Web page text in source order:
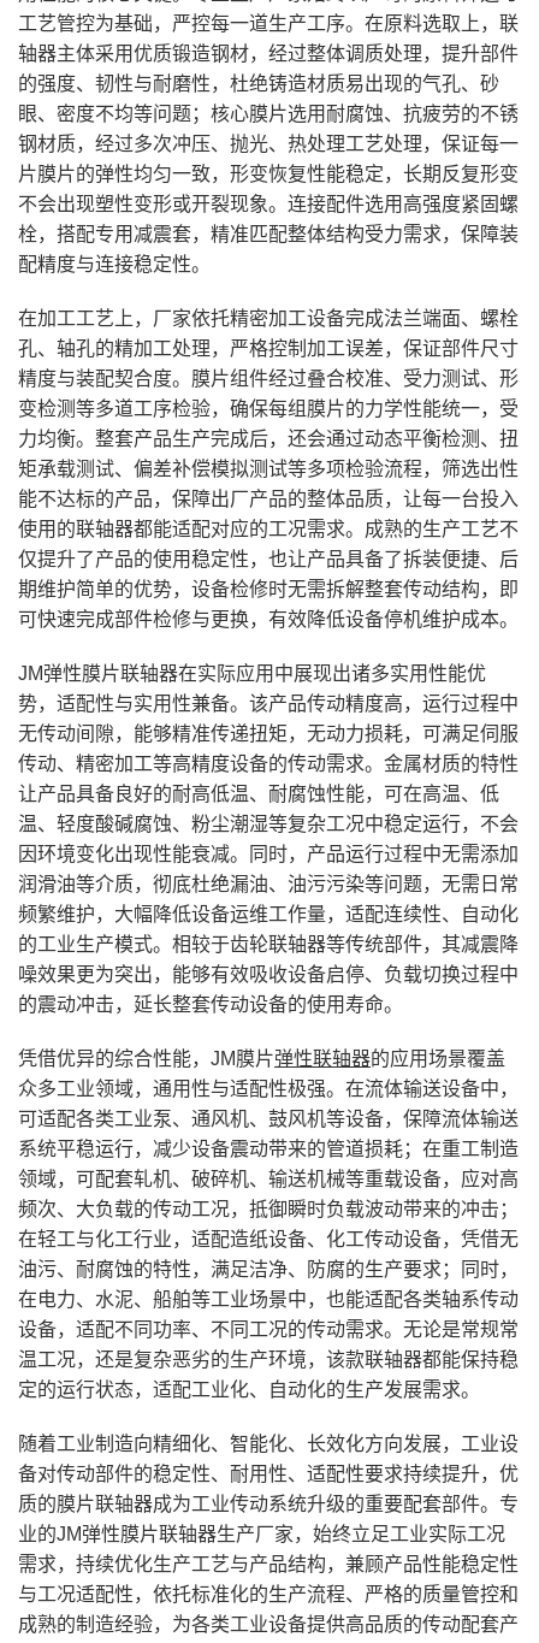
工艺管控为基础，严控每一道生产工序。在原料选取上，联
轴器主体采用优质锻造钢材，经过整体调质处理，提升部件
的强度、韧性与耐磨性，杜绝铸造材质易出现的气孔、砂
眼、密度不均等问题；核心膜片选用耐腐蚀、抗疲劳的不锈
钢材质，经过多次冲压、抛光、热处理工艺处理，保证每一
片膜片的弹性均匀一致，形变恢复性能稳定，长期反复形变
不会出现塑性变形或开裂现象。连接配件选用高强度紧固螺
栓，搭配专用减震套，精准匹配整体结构受力需求，保障装
配精度与连接稳定性。
在加工工艺上，厂家依托精密加工设备完成法兰端面、螺栓
孔、轴孔的精加工处理，严格控制加工误差，保证部件尺寸
精度与装配契合度。膜片组件经过叠合校准、受力测试、形
变检测等多道工序检验，确保每组膜片的力学性能统一，受
力均衡。整套产品生产完成后，还会通过动态平衡检测、扭
矩承载测试、偏差补偿模拟测试等多项检验流程，筛选出性
能不达标的产品，保障出厂产品的整体品质，让每一台投入
使用的联轴器都能适配对应的工况需求。成熟的生产工艺不
仅提升了产品的使用稳定性，也让产品具备了拆装便捷、后
期维护简单的优势，设备检修时无需拆解整套传动结构，即
可快速完成部件检修与更换，有效降低设备停机维护成本。
JM弹性膜片联轴器在实际应用中展现出诸多实用性能优
势，适配性与实用性兼备。该产品传动精度高，运行过程中
无传动间隙，能够精准传递扭矩，无动力损耗，可满足伺服
传动、精密加工等高精度设备的传动需求。金属材质的特性
让产品具备良好的耐高低温、耐腐蚀性能，可在高温、低
温、轻度酸碱腐蚀、粉尘潮湿等复杂工况中稳定运行，不会
因环境变化出现性能衰减。同时，产品运行过程中无需添加
润滑油等介质，彻底杜绝漏油、油污污染等问题，无需日常
频繁维护，大幅降低设备运维工作量，适配连续性、自动化
的工业生产模式。相较于齿轮联轴器等传统部件，其减震降
噪效果更为突出，能够有效吸收设备启停、负载切换过程中
的震动冲击，延长整套传动设备的使用寿命。
凭借优异的综合性能，JM膜片弹性联轴器的应用场景覆盖
众多工业领域，通用性与适配性极强。在流体输送设备中，
可适配各类工业泵、通风机、鼓风机等设备，保障流体输送
系统平稳运行，减少设备震动带来的管道损耗；在重工制造
领域，可配套轧机、破碎机、输送机械等重载设备，应对高
频次、大负载的传动工况，抵御瞬时负载波动带来的冲击；
在轻工与化工行业，适配造纸设备、化工传动设备，凭借无
油污、耐腐蚀的特性，满足洁净、防腐的生产要求；同时，
在电力、水泥、船舶等工业场景中，也能适配各类轴系传动
设备，适配不同功率、不同工况的传动需求。无论是常规常
温工况，还是复杂恶劣的生产环境，该款联轴器都能保持稳
定的运行状态，适配工业化、自动化的生产发展需求。
随着工业制造向精细化、智能化、长效化方向发展，工业设
备对传动部件的稳定性、耐用性、适配性要求持续提升，优
质的膜片联轴器成为工业传动系统升级的重要配套部件。专
业的JM弹性膜片联轴器生产厂家，始终立足工业实际工况
需求，持续优化生产工艺与产品结构，兼顾产品性能稳定性
与工况适配性，依托标准化的生产流程、严格的质量管控和
成熟的制造经验，为各类工业设备提供高品质的传动配套产